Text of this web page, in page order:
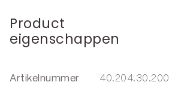
Product
eigenschappen
Artikelnummer 40.204.30.200